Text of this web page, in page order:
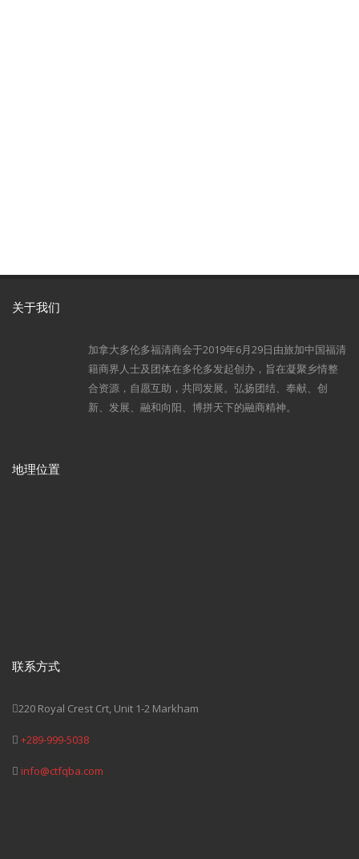
关于我们
加拿大多伦多福清商会于2019年6月29日由旅加中国福清
籍商界人士及团体在多伦多发起创办，旨在凝聚乡情整
合资源，自愿互助，共同发展。弘扬团结、奉献、创
新、发展、融和向阳、博拼天下的融商精神。
地理位置
联系方式
220 Royal Crest Crt, Unit 1-2 Markham
+289-999-5038
info@ctfqba.com